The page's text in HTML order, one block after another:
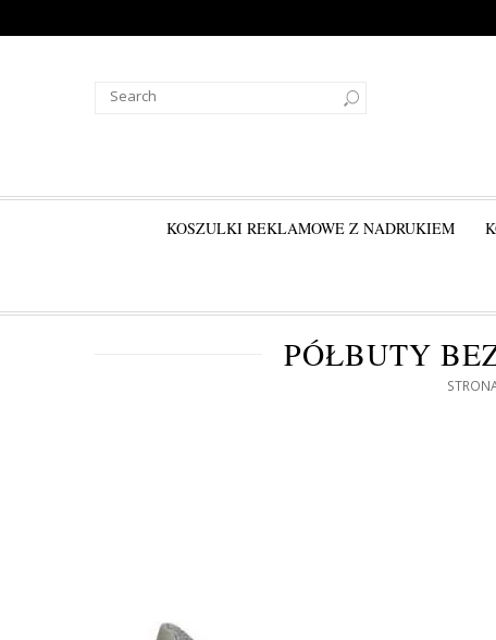
KOSZULKI REKLAMOWE Z NADRUKIEM
PÓŁBUTY